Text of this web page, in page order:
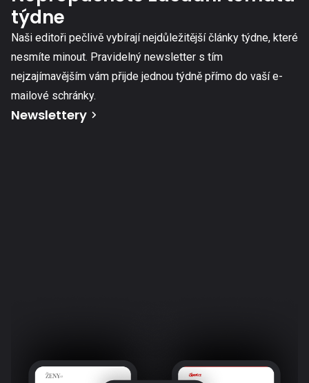
týdne
Naši editoři pečlivě vybírají nejdůležitější články týdne, které
nesmíte minout. Pravidelný newsletter s tím
nejzajímavějším vám přijde jednou týdně přímo do vaší e-
mailové schránky.
Newslettery